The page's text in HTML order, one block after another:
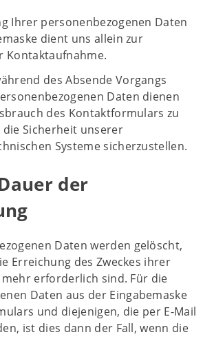
Ihrer personenbezogenen Daten
dient uns allein zur
Kontaktaufnahme.
des Absende Vorgangs
Daten dienen
des Kontaktformulars zu
Sicherheit unserer
Systeme sicherzustellen.
der
Daten werden gelöscht,
Erreichung des Zweckes ihrer
erforderlich sind. Für die
Daten aus der Eingabemaske
und diejenigen, die per E-Mail
ist dies dann der Fall, wenn die